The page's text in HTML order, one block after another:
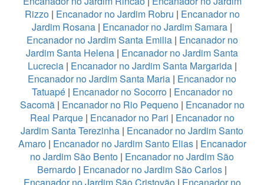
Rizzo| Encanador no Jardim Robru | Encanador no
Jardim Rosana | Encanador no Jardim Samara |
Encanador no Jardim Santa Emilia| Encanador no
Jardim Santa Helena | Encanador no Jardim Santa
Lucrecia| Encanador no Jardim Santa Margarida|
Encanador no Jardim Santa Maria | Encanador no
Tatuapé| Encanador no Socorro| Encanador no
Sacomã| Encanador no Rio Pequeno| Encanador no
Real Parque| Encanador no Pari | Encanador no
Jardim Santa Terezinha | Encanador no Jardim Santo
Amaro| Encanador no Jardim Santo Elias| Encanador
no Jardim São Bento | Encanador no Jardim São
Bernardo | Encanador no Jardim São Carlos |
Encanador no Jardim São Cristovão| Encanador no